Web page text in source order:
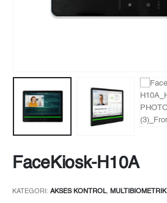
FaceKiosk-H10A
KATEGORI: AKSES KONTROL, MULTIBIOMETRIK